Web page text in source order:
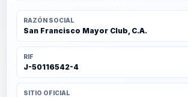
RAZÓN SOCIAL
San Francisco Mayor Club, C.A.
RIF
J-50116542-4
SITIO OFICIAL